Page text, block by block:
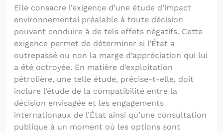
Elle consacre l’exigence d’une étude d’impact
environnemental préalable à toute décision
pouvant conduire à de tels effets négatifs. Cette
exigence permet de déterminer si l’État a
outrepassé ou non la marge d’appréciation qui lui
a été octroyée. En matière d’exploitation
pétrolière, une telle étude, précise-t-elle, doit
inclure l’étude de la compatibilité entre la
décision envisagée et les engagements
internationaux de l’État ainsi qu’une consultation
publique à un moment où les options sont